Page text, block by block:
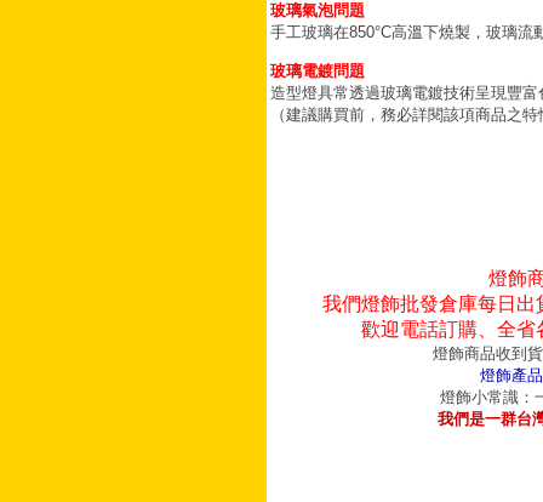
玻璃氣泡問題
手工玻璃在850°C高溫下燒製，玻璃
玻璃電鍍問題
造型燈具常透過玻璃電鍍技術呈現豐
（建議購買前，務必詳閱該項商品之
燈飾
我們燈飾批發倉庫每日
歡迎電話訂購、全
燈飾商品收到
燈飾產
燈飾小常識：
我們是一群台